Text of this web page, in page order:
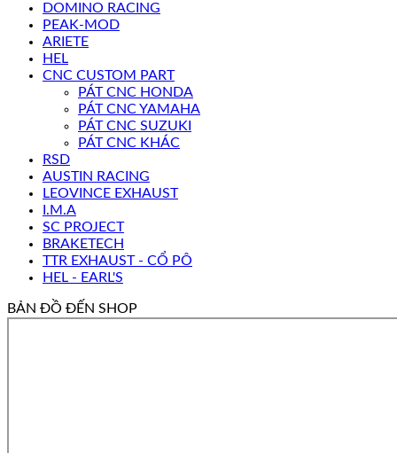
DOMINO RACING
PEAK-MOD
ARIETE
HEL
CNC CUSTOM PART
PÁT CNC HONDA
PÁT CNC YAMAHA
PÁT CNC SUZUKI
PÁT CNC KHÁC
RSD
AUSTIN RACING
LEOVINCE EXHAUST
I.M.A
SC PROJECT
BRAKETECH
TTR EXHAUST - CỔ PÔ
HEL - EARL'S
BẢN ĐỒ ĐẾN SHOP